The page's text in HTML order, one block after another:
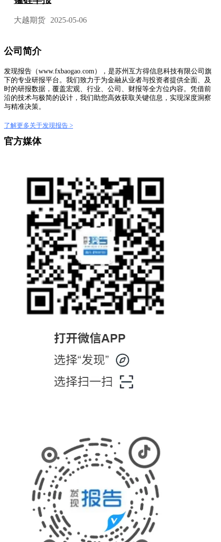
大越期货 2025-05-06
公司简介
发现报告（www.fxbaogao.com），是苏州互方得信息科技有限公司旗
下的专业研报平台。我们致力于为金融从业者与投资者提供全面、及
时的研报数据，覆盖宏观、行业、公司、财报等全方位内容。凭借前
沿的技术与极简的设计，我们助您高效获取关键信息，实现深度洞察
与精准决策。
了解更多关于发现报告 >
官方媒体